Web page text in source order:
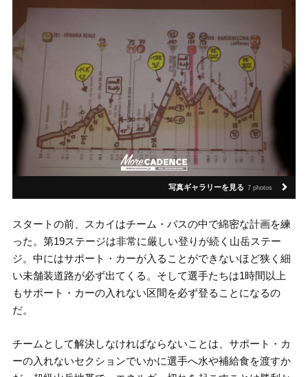
写真ギャラリーを見る 7 photos
スタートの前、スカイはチーム・バスの中で綿密な計画を練
った。第19ステージは非常に厳しい登りが続く山岳ステー
ジ。中にはサポート・カーが入ることができないほど狭く細
い未舗装道路が必ず出てくる。そして選手たちは1時間以上
もサポート・カーの入れない区間を必ず登ることになるの
だ。
チームとして解決しなければならないことは、サポート・カ
ーの入れないセクションでいかに選手へ水や補給食を渡すか